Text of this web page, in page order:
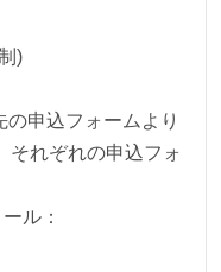
)
申込フォームより
それぞれの申込フォ
ル：